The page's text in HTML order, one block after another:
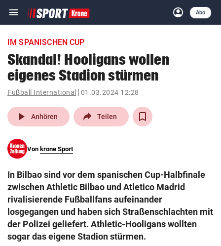
menu Navigation
ein-/ausklappen
account_circle
Anmelden
Abo
close Schließen
account_circle Anmelden
arrow_right
pin_drop
Wien arrow_right
search
eingeben
© Krone Multimedia GmbH & Co KG 2026
Muthgasse 2, 1190 Wien
IM SPANISCHEN CUP
Skandal! Hooligans wollen
eigenes Stadion stürmen
Fußball International 01.03.2024 12:28
play_arrow Anhören Teilen
Von krone Sport
In Bilbao sind vor dem spanischen Cup-Halbfinale
zwischen Athletic Bilbao und Atletico Madrid
rivalisierende Fußballfans aufeinander
losgegangen und haben sich Straßenschlachten mit
der Polizei geliefert. Athletic-Hooligans wollten
sogar das eigene Stadion stürmen.